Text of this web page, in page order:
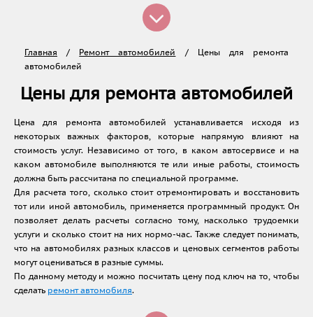
Главная / Ремонт автомобилей /
Цены для ремонта
автомобилей
Цены для ремонта автомобилей
Цена для ремонта автомобилей устанавливается исходя из
некоторых важных факторов, которые напрямую влияют на
стоимость услуг. Независимо от того, в каком автосервисе и на
каком автомобиле выполняются те или иные работы, стоимость
должна быть рассчитана по специальной программе.
Для расчета того, сколько стоит отремонтировать и восстановить
тот или иной автомобиль, применяется программный продукт. Он
позволяет делать расчеты согласно тому, насколько трудоемки
услуги и сколько стоит на них нормо-час. Также следует понимать,
что на автомобилях разных классов и ценовых сегментов работы
могут оцениваться в разные суммы.
По данному методу и можно посчитать цену под ключ на то, чтобы
сделать ремонт автомобиля.